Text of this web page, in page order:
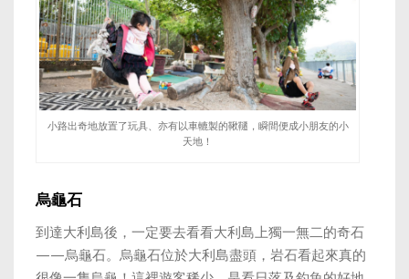
小路出奇地放置了玩具、亦有以車轆製的鞦韆，瞬間便成小朋友的小
天地！
烏龜石
到達大利島後，一定要去看看大利島上獨一無二的奇石
——烏龜石。 烏龜石位於大利島盡頭，岩石看起來真的